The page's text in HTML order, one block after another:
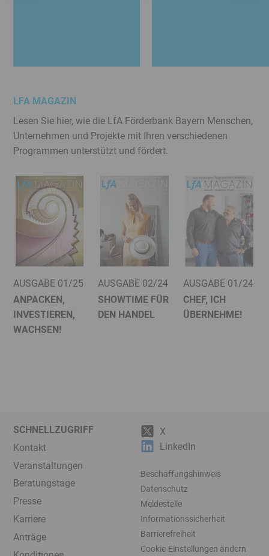
LFA MAGAZIN
Lesen Sie hier, wie die LfA Förderbank Bayern Menschen,
Unternehmen und Projekte mit Ihren verschiedenen
Programmen unterstützt und fördert.
AUSGABE 01/25
ANPACKEN,
INVESTIEREN,
WACHSEN!
AUSGABE 02/24
SHOWTIME FÜR
DEN HANDEL
AUSGABE 01/24
CHEF, ICH
ÜBERNEHME!
SCHNELLZUGRIFF
Kontakt
Veranstaltungen
Beratungstage
Presse
Karriere
Anträge
X
LinkedIn
Beschaffungshinweis
Datenschutz
Meldestelle
Informationssicherheit
Barrierefreiheit
Cookie-Einstellungen ändern